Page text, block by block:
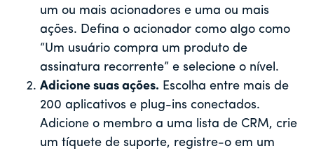
um ou mais acionadores e uma ou mais
ações. Defina o acionador como algo como
“Um usuário compra um produto de
assinatura recorrente” e selecione o nível.
Adicione suas ações. Escolha entre mais de
200 aplicativos e plug-ins conectados.
Adicione o membro a uma lista de CRM, crie
um tíquete de suporte, registre-o em um